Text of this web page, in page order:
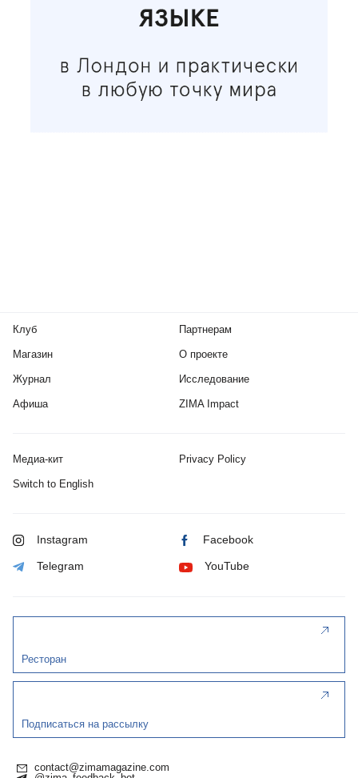
Клуб
Магазин
Журнал
Афиша
Партнерам
О проекте
Исследование
ZIMA Impact
Медиа-кит Privacy Policy
Switch to English
Instagram Facebook
Telegram YouTube
Ресторан
Подписаться на рассылку
contact@zimamagazine.com